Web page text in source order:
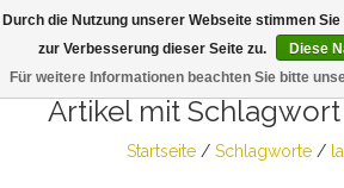
Artikel mit
Startseite/ Schlagworte/
Durch die Nutzung unserer Webseite stimmen
zur Verbesserung dieser Seite zu.
Diese
Für weitere Informationen beachten Sie bitte